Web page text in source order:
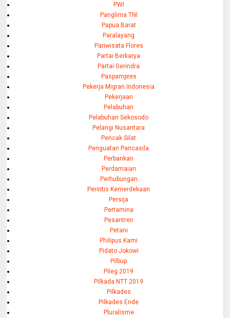
PWI
Panglima TNI
Papua Barat
Paralayang
Pariwisata Flores
Partai Berkarya
Partai Gerindra
Paspampres
Pekerja Migran Indonesia
Pekerjaan
Pelabuhan
Pelabuhan Sekosodo
Pelangi Nusantara
Pencak Silat
Penguatan Pancasila
Perbankan
Perdamaian
Perhubungan
Perintis Kemerdekaan
Persija
Pertamina
Pesantren
Petani
Philipus Kami
Pidato Jokowi
Pilbup
Pileg 2019
Pilkada NTT 2019
Pilkades
Pilkades Ende
Pluralisme